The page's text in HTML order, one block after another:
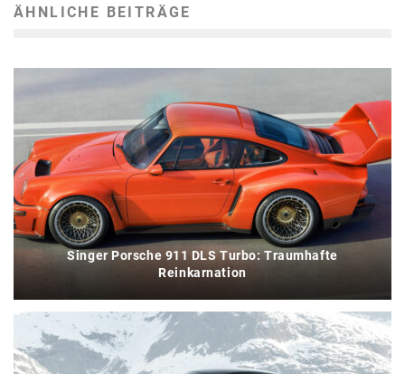
ÄHNLICHE BEITRÄGE
Singer Porsche 911 DLS Turbo: Traumhafte
Reinkarnation